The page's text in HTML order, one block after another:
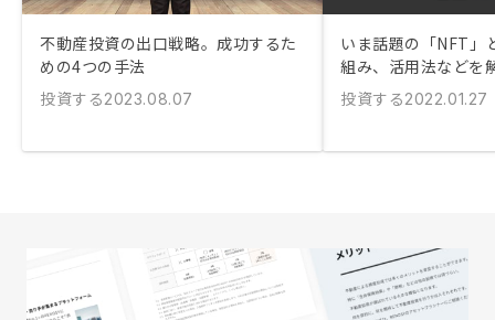
不動産投資の出口戦略。成功するた
めの4つの手法
投資する2023.08.07
いま話題の「NFT」
組み、活用法などを
投資する2022.01.27